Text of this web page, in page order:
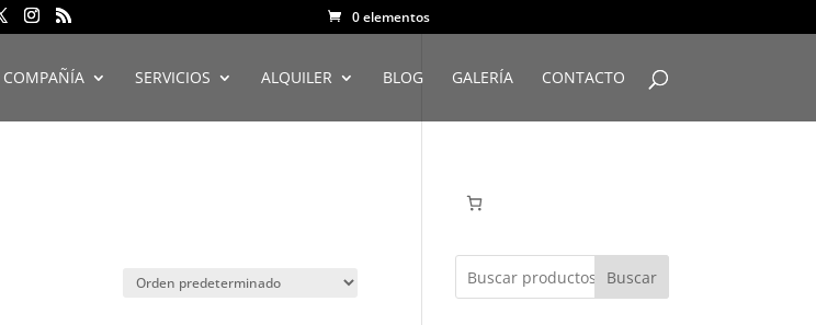
0 elementos
COMPAÑÍA SERVICIOS ALQUILER BLOG GALERÍA CONTACTO
Buscar